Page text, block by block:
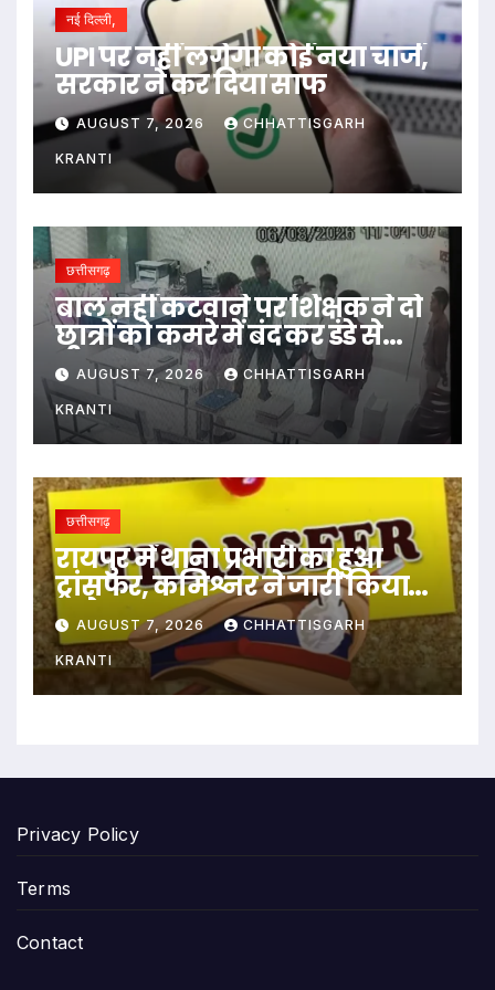
नई दिल्ली,
UPI पर नहीं लगेगा कोई नया चार्ज,
सरकार ने कर दिया साफ
AUGUST 7, 2026 CHHATTISGARH
KRANTI
छत्तीसगढ़
बाल नहीं कटवाने पर शिक्षक ने दो
छात्रों को कमरे में बंद कर डंडे से
पीटा…
AUGUST 7, 2026 CHHATTISGARH
KRANTI
छत्तीसगढ़
रायपुर में थाना प्रभारी का हुआ
ट्रांसफर, कमिश्नर ने जारी किया
आदेश
AUGUST 7, 2026 CHHATTISGARH
KRANTI
Privacy Policy
Terms
Contact